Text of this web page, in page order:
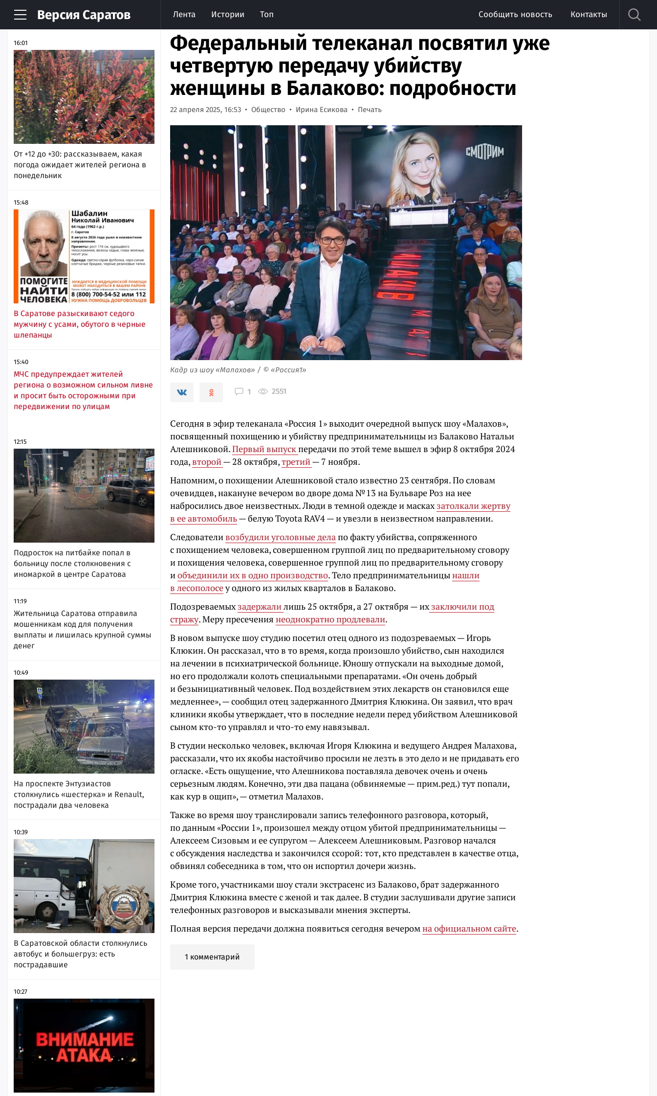
Версия Саратов Лента Истории Топ Сообщить новость Контакты
НОВОСТИ АРХИВ
16:01
От +12 до +30: рассказываем, какая
погода ожидает жителей региона в
понедельник
15:48
В Саратове разыскивают седого
мужчину с усами, обутого в черные
шлепанцы
15:40
МЧС предупреждает жителей
региона о возможном сильном ливне
и просит быть осторожными при
передвижении по улицам
12:15
Подросток на питбайке попал в
больницу после столкновения с
иномаркой в центре Саратова
11:19
Жительница Саратова отправила
мошенникам код для получения
выплаты и лишилась крупной суммы
денег
10:49
На проспекте Энтузиастов
столкнулись «шестерка» и Renault,
пострадали два человека
10:39
В Саратовской области столкнулись
автобус и большегруз: есть
пострадавшие
10:27
Федеральный телеканал посвятил уже
четвертую передачу убийству
женщины в Балаково: подробности
22 апреля 2025, 16:53 Общество Ирина Есикова Печать
Кадр из шоу «Малахов» / © «Россия1»
1 2551
Сегодня в эфир телеканала «Россия 1» выходит очередной выпуск шоу «Малахов»,
посвященный похищению и убийству предпринимательницы из Балаково Натальи
Алешниковой.Первый выпускпередачи по этой теме вышел в эфир 8 октября 2024
года,второй— 28 октября,третий— 7 ноября.
Напомним, о похищении Алешниковой стало известно 23 сентября. По словам
очевидцев, накануне вечером во дворе дома № 13 на Бульваре Роз на нее
набросились двое неизвестных. Люди в темной одежде и масках затолкали жертву
в ее автомобиль— белую Toyota RAV4 — и увезли в неизвестном направлении.
Следователивозбудили уголовные делапо факту убийства, сопряженного
с похищением человека, совершенном группой лиц по предварительному сговору
и похищения человека, совершенное группой лиц по предварительному сговору
иобъединили их в одно производство. Тело предпринимательницынашли
в лесополосеу одного из жилых кварталов в Балаково.
Подозреваемых задержалилишь 25 октября, а 27 октября — их заключили под
стражу. Меру пресечения неоднократно продлевали.
В новом выпуске шоу студию посетил отец одного из подозреваемых — Игорь
Клюкин. Он рассказал, что в то время, когда произошло убийство, сын находился
на лечении в психиатрической больнице. Юношу отпускали на выходные домой,
но его продолжали колоть специальными препаратами. «Он очень добрый
и безынициативный человек. Под воздействием этих лекарств он становился еще
медленнее», — сообщил отец задержанного Дмитрия Клюкина. Он заявил, что врач
клиники якобы утверждает, что в последние недели перед убийством Алешниковой
сыном кто-то управлял и что-то ему навязывал.
В студии несколько человек, включая Игоря Клюкина и ведущего Андрея Малахова,
рассказали, что их якобы настойчиво просили не лезть в это дело и не придавать его
огласке. «Есть ощущение, что Алешникова поставляла девочек очень и очень
серьезным людям. Конечно, эти два пацана (обвиняемые — прим.ред.) тут попали,
как кур в ощип», — отметил Малахов.
Также во время шоу транслировали запись телефонного разговора, который,
по данным «России 1», произошел между отцом убитой предпринимательницы —
Алексеем Сизовым и ее супругом — Алексеем Алешниковым. Разговор начался
с обсуждения наследства и закончился ссорой: тот, кто представлен в качестве отца,
обвинял собеседника в том, что он испортил дочери жизнь.
Кроме того, участниками шоу стали экстрасенс из Балаково, брат задержанного
Дмитрия Клюкина вместе с женой и так далее. В студии заслушивали другие записи
телефонных разговоров и высказывали мнения эксперты.
Полная версия передачи должна появиться сегодня вечеромна официальном сайте.
1 комментарий